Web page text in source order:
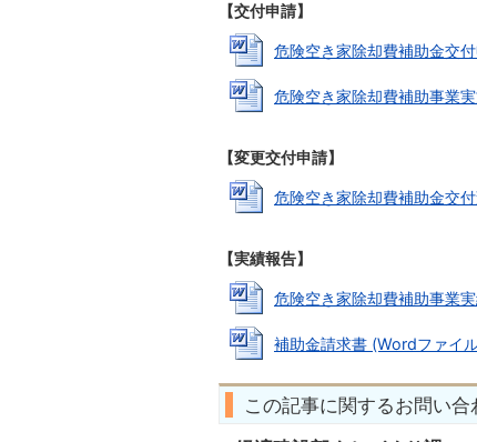
【交付申請】
危険空き家除却費補助金交
危険空き家除却費補助事業
【変更交付申請】
危険空き家除却費補助金交
【実績報告】
危険空き家除却費補助事業
補助金請求書 (Wordファイ
この記事に関するお問い合